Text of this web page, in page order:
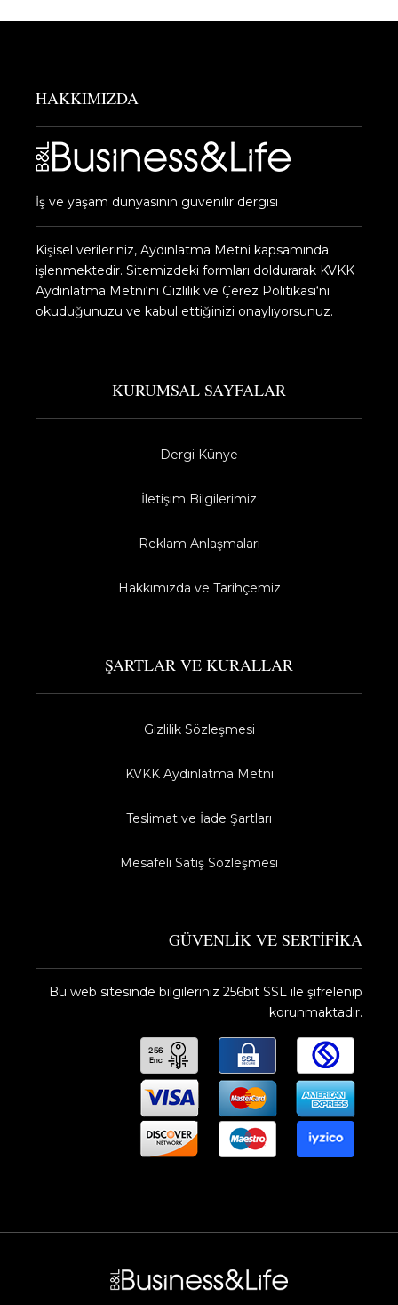
HAKKIMIZDA
İş ve yaşam dünyasının güvenilir dergisi
Kişisel verileriniz, Aydınlatma Metni kapsamında
işlenmektedir. Sitemizdeki formları doldurarak KVKK
Aydınlatma Metni‘ni Gizlilik ve Çerez Politikası‘nı
okuduğunuzu ve kabul ettiğinizi onaylıyorsunuz.​
KURUMSAL SAYFALAR
Dergi Künye
İletişim Bilgilerimiz
Reklam Anlaşmaları
Hakkımızda ve Tarihçemiz
ŞARTLAR VE KURALLAR
Gizlilik Sözleşmesi
KVKK Aydınlatma Metni
Teslimat ve İade Şartları
Mesafeli Satış Sözleşmesi
GÜVENLİK VE SERTİFİKA
Bu web sitesinde bilgileriniz 256bit SSL ile şifrelenip
korunmaktadır.